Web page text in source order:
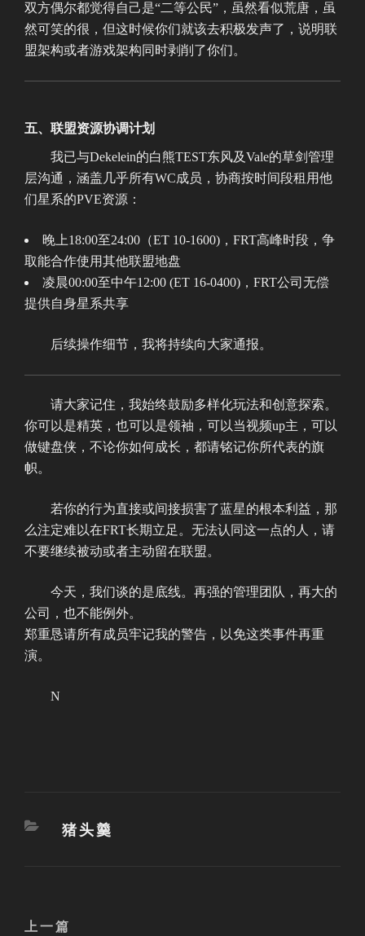
双方偶尔都觉得自己是“二等公民”，虽然看似荒唐，虽
然可笑的很，但这时候你们就该去积极发声了，说明联
盟架构或者游戏架构同时剥削了你们。
五、联盟资源协调计划
我已与Dekelein的白熊TEST东风及Vale的草剑管理
层沟通，涵盖几乎所有WC成员，协商按时间段租用他
们星系的PVE资源：
晚上18:00至24:00（ET 10-1600)，FRT高峰时段，争
取能合作使用其他联盟地盘
凌晨00:00至中午12:00 (ET 16-0400)，FRT公司无偿
提供自身星系共享
后续操作细节，我将持续向大家通报。
请大家记住，我始终鼓励多样化玩法和创意探索。
你可以是精英，也可以是领袖，可以当视频up主，可以
做键盘侠，不论你如何成长，都请铭记你所代表的旗
帜。
若你的行为直接或间接损害了蓝星的根本利益，那
么注定难以在FRT长期立足。无法认同这一点的人，请
不要继续被动或者主动留在联盟。
今天，我们谈的是底线。再强的管理团队，再大的
公司，也不能例外。
郑重恳请所有成员牢记我的警告，以免这类事件再重
演。
N
分
猪头羹
文
上
上一篇